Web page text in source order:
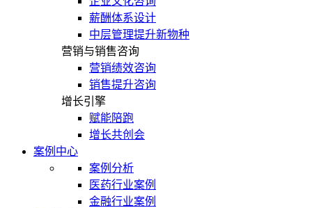
薪酬体系设计
中层管理提升新物种
营销与销售咨询
营销绩效咨询
销售提升咨询
增长引擎
赋能陪跑
增长共创会
案例中心
案例分析
医药行业案例
金融行业案例